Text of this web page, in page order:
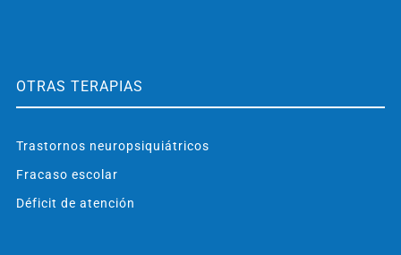
OTRAS TERAPIAS
Trastornos neuropsiquiátricos
Fracaso escolar
Déficit de atención